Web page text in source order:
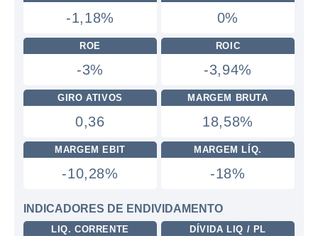
-1,18% 0%
ROE
-3%
ROIC
-3,94%
GIRO ATIVOS
0,36
MARGEM BRUTA
18,58%
MARGEM EBIT
-10,28%
MARGEM LÍQ.
-18%
INDICADORES DE ENDIVIDAMENTO
LIQ. CORRENTE DÍVIDA LIQ / PL